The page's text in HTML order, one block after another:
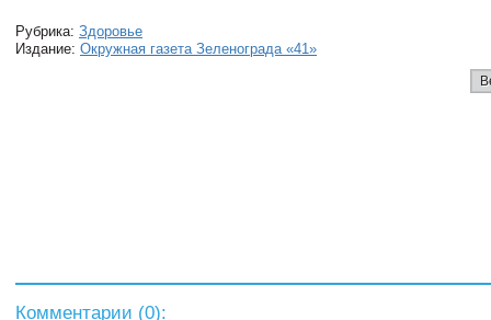
Рубрика: Здоровье
Издание: Окружная газета Зеленограда «41»
Комментарии (0):